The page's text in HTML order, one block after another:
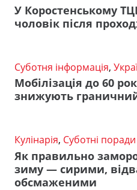
У Коростенському
чоловік після
Суботня інформація,
Мобілізація до 60
знижують
Кулінарія, Суботні поради
Як правильно
зиму — сирими,
обсмаженими